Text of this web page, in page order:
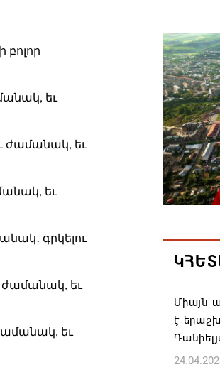
բոլոր
եւ
ժամանակ, եւ
եւ
գրկելու
ժամանակ, եւ
եւ
նիստը
Միայն
է